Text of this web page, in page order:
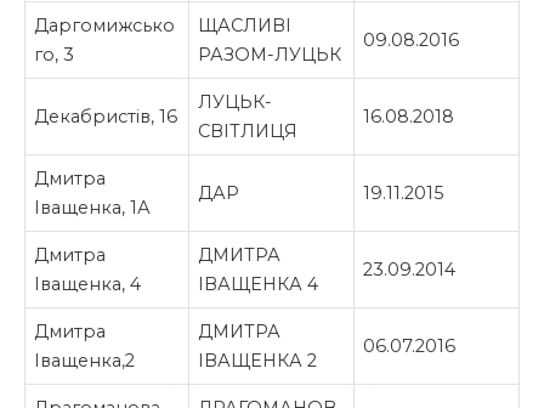
Даргомижсько
го, 3
ЩАСЛИВІ
РАЗОМ-ЛУЦЬК
09.08.2016
Декабристів, 16
ЛУЦЬК-
СВІТЛИЦЯ
16.08.2018
Дмитра
Іващенка, 1А
ДАР 19.11.2015
Дмитра
Іващенка, 4
ДМИТРА
ІВАЩЕНКА 4
23.09.2014
Дмитра
Іващенка,2
ДМИТРА
ІВАЩЕНКА 2
06.07.2016